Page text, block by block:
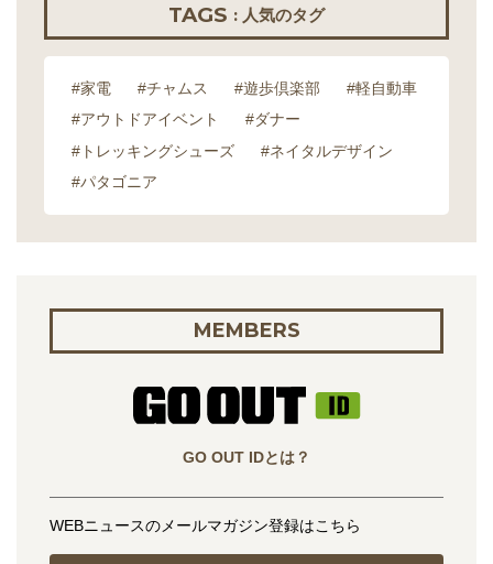
TAGS : 人気のタグ
#家電 #チャムス #遊歩倶楽部
#軽自動車
#アウトドアイベント
#ダナー
#トレッキングシューズ
#ネイタルデザイン
#パタゴニア
MEMBERS
GO OUT IDとは？
WEBニュースのメールマガジン登録はこちら